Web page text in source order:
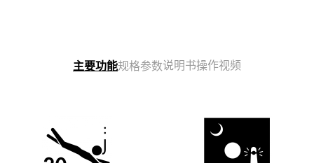
主要功能规格参数说明书操作视频